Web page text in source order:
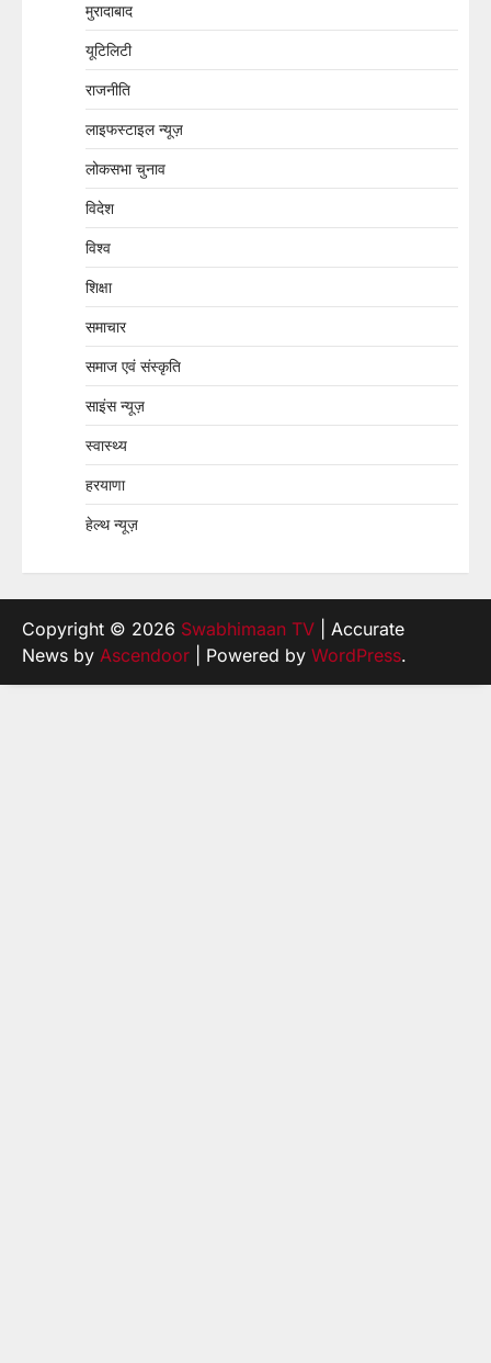
मुरादाबाद
यूटिलिटी
राजनीति
लाइफस्टाइल न्यूज़
लोकसभा चुनाव
विदेश
विश्व
शिक्षा
समाचार
समाज एवं संस्कृति
साइंस न्यूज़
स्वास्थ्य
हरयाणा
हेल्थ न्यूज़
Copyright © 2026 Swabhimaan TV | Accurate
News by Ascendoor | Powered by WordPress.